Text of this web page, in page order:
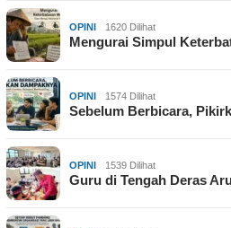
OPINI 1620 Dilihat
Mengurai Simpul
OPINI 1574 Dilihat
Sebelum Berbicara,
OPINI 1539 Dilihat
Guru di Tengah Deras